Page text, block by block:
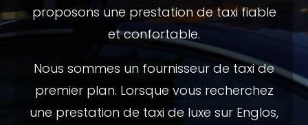
proposons une prestation de taxi fiable
et confortable.
Nous sommes un fournisseur de taxi de
premier plan. Lorsque vous recherchez
une prestation de taxi de luxe sur Englos,